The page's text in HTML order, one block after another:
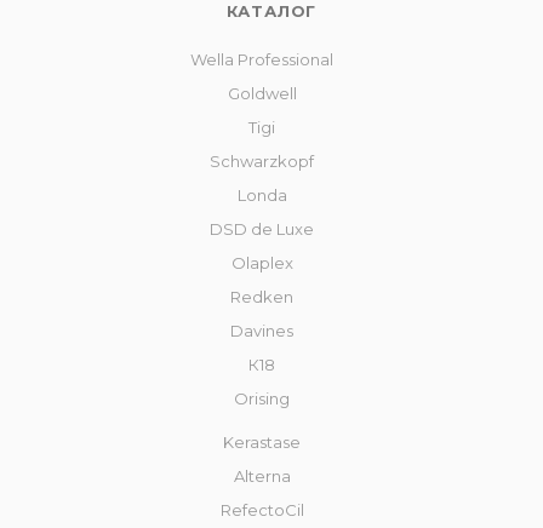
КАТАЛОГ
Wella Professional
Goldwell
Tigi
Schwarzkopf
Londa
DSD de Luxe
Olaplex
Redken
Davines
К18
Orising
Kerastase
Alterna
RefectoCil